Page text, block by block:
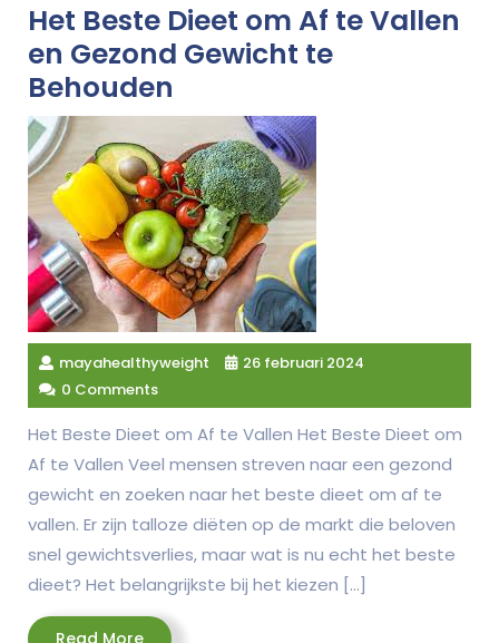
Het Beste Dieet om Af te Vallen
en Gezond Gewicht te
Behouden
mayahealthyweight
26 februari 2024
0 Comments
Het Beste Dieet om Af te Vallen Het Beste Dieet om
Af te Vallen Veel mensen streven naar een gezond
gewicht en zoeken naar het beste dieet om af te
vallen. Er zijn talloze diëten op de markt die beloven
snel gewichtsverlies, maar wat is nu echt het beste
dieet? Het belangrijkste bij het kiezen […]
Read